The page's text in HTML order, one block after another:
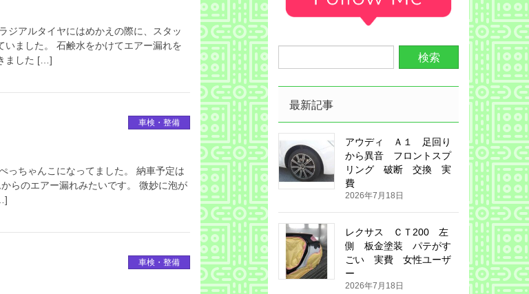
ジアルタイヤにはめかえの際に、スタッ
いました。 石鹸水をかけてエアー漏れを
ました […]
車検・整備
っちゃんこになってました。 納車予定は
らのエアー漏れみたいです。 微妙に泡が
車検・整備
最新記事
アウディ Ａ１ 足回り
から異音 フロントスプ
リング 破断 交換 実
費
2026年7月18日
レクサス ＣＴ200 左
側 板金塗装 パテがす
ごい 実費 女性ユーザ
ー
2026年7月18日